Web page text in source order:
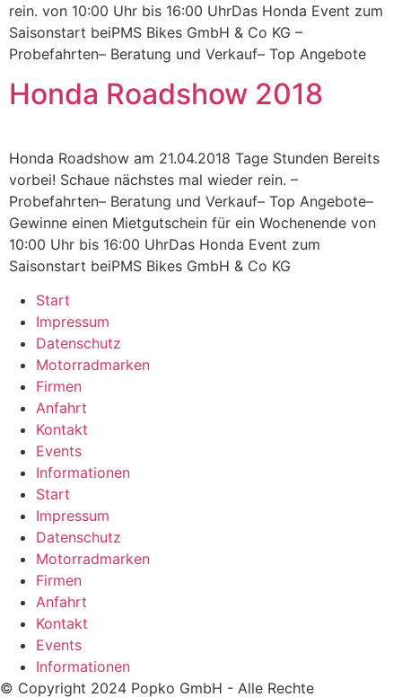
rein. von 10:00 Uhr bis 16:00 UhrDas Honda Event zum
Saisonstart beiPMS Bikes GmbH & Co KG –
Probefahrten– Beratung und Verkauf– Top Angebote
Honda Roadshow 2018
Honda Roadshow am 21.04.2018 Tage Stunden Bereits
vorbei! Schaue nächstes mal wieder rein. –
Probefahrten– Beratung und Verkauf– Top Angebote–
Gewinne einen Mietgutschein für ein Wochenende von
10:00 Uhr bis 16:00 UhrDas Honda Event zum
Saisonstart beiPMS Bikes GmbH & Co KG
Start
Impressum
Datenschutz
Motorradmarken
Firmen
Anfahrt
Kontakt
Events
Informationen
Start
Impressum
Datenschutz
Motorradmarken
Firmen
Anfahrt
Kontakt
Events
Informationen
© Copyright 2024 Popko GmbH - Alle Rechte